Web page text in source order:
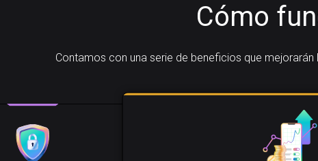
Cómo
Contamos con una serie de beneficios que